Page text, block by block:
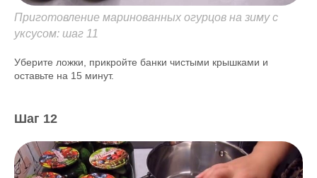
Приготовление маринованных огурцов на зиму с
уксусом: шаг 11
Уберите ложки, прикройте банки чистыми крышками и
оставьте на 15 минут.
Шаг 12